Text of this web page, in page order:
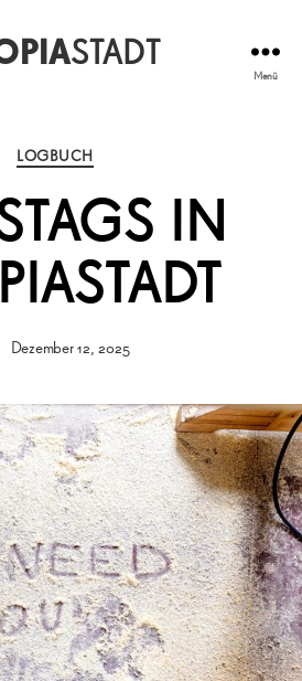
STADT
Menü
Kategorien
LOGBUCH
IN
Dezember 12, 2025